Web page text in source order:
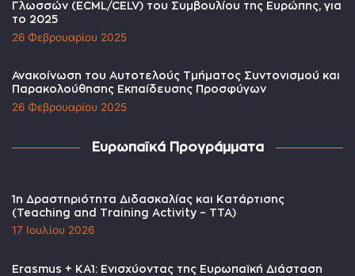
Γλωσσών (ECML/CELV) του Συμβουλίου της Ευρώπης, για
το 2025
26 Φεβρουαρίου 2025
Ανακοίνωση του Αυτοτελούς Τμήματος Συντονισμού και
Παρακολούθησης Εκπαίδευσης Προσφύγων
26 Φεβρουαρίου 2025
Ευρωπαϊκά Προγράμματα
1η Δραστηριότητα Διδασκαλίας και Κατάρτισης
(Teaching and Training Activity – TTA)
17 Ιουλίου 2026
Erasmus + KA1: Ενισχύοντας της Ευρωπαϊκή Διάσταση